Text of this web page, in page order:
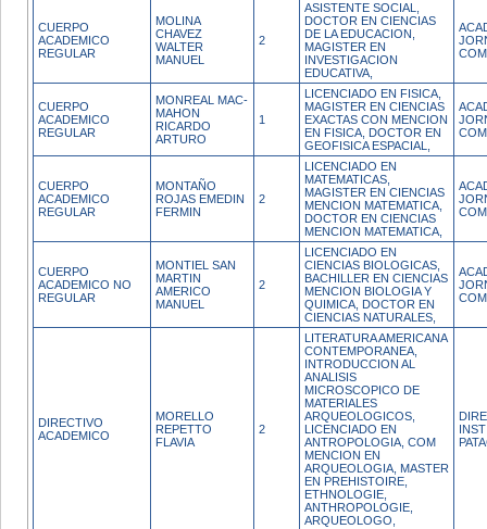
CUERPO
ACADEMICO
REGULAR
MOLINA
CHAVEZ
WALTER
MANUEL
2
ASISTENTE SOCIAL,
DOCTOR EN CIENCIAS
DE LA EDUCACION,
MAGISTER EN
INVESTIGACION
EDUCATIVA,
CUERPO
ACADEMICO
REGULAR
MONREAL MAC-
MAHON
RICARDO
ARTURO
1
LICENCIADO EN FISICA,
MAGISTER EN CIENCIAS
EXACTAS CON MENCION
EN FISICA, DOCTOR EN
GEOFISICA ESPACIAL,
CUERPO
ACADEMICO
REGULAR
MONTAÑO
ROJAS EMEDIN
FERMIN
2
LICENCIADO EN
MATEMATICAS,
MAGISTER EN CIENCIAS
MENCION MATEMATICA,
DOCTOR EN CIENCIAS
MENCION MATEMATICA,
CUERPO
ACADEMICO NO
REGULAR
MONTIEL SAN
MARTIN
AMERICO
MANUEL
2
LICENCIADO EN
CIENCIAS BIOLOGICAS,
BACHILLER EN CIENCIAS
MENCION BIOLOGIA Y
QUIMICA, DOCTOR EN
CIENCIAS NATURALES,
DIRECTIVO
ACADEMICO
MORELLO
REPETTO
FLAVIA
2
LITERATURA AMERICANA
CONTEMPORANEA,
INTRODUCCION AL
ANALISIS
MICROSCOPICO DE
MATERIALES
ARQUEOLOGICOS,
LICENCIADO EN
ANTROPOLOGIA, COM
MENCION EN
ARQUEOLOGIA, MASTER
EN PREHISTOIRE,
ETHNOLOGIE,
ANTHROPOLOGIE,
ARQUEOLOGO,